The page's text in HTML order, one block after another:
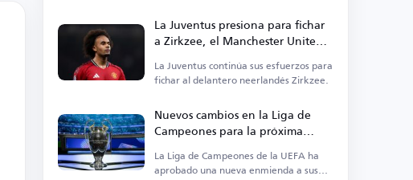
La Juventus presiona para fichar
a Zirkzee, el Manchester United
abierto a la cesión
La Juventus continúa sus esfuerzos para
fichar al delantero neerlandés Zirkzee.
Nuevos cambios en la Liga de
Campeones para la próxima
temporada
La Liga de Campeones de la UEFA ha
aprobado una nueva enmienda a sus